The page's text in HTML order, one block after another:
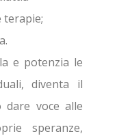
terapie;
e potenzia le
diventa il
voce alle
speranze,